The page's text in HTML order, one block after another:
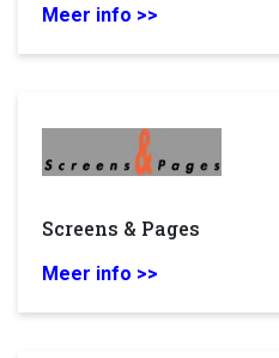
Meer info >>
Screens & Pages
Meer info >>